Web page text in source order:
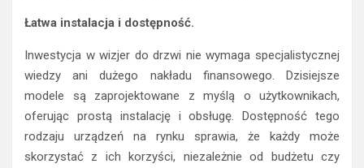
Łatwa instalacja i dostępność.
Inwestycja w wizjer do drzwi nie wymaga specjalistycznej
wiedzy ani dużego nakładu finansowego. Dzisiejsze
modele są zaprojektowane z myślą o użytkownikach,
oferując prostą instalację i obsługę. Dostępność tego
rodzaju urządzeń na rynku sprawia, że każdy może
skorzystać z ich korzyści, niezależnie od budżetu czy